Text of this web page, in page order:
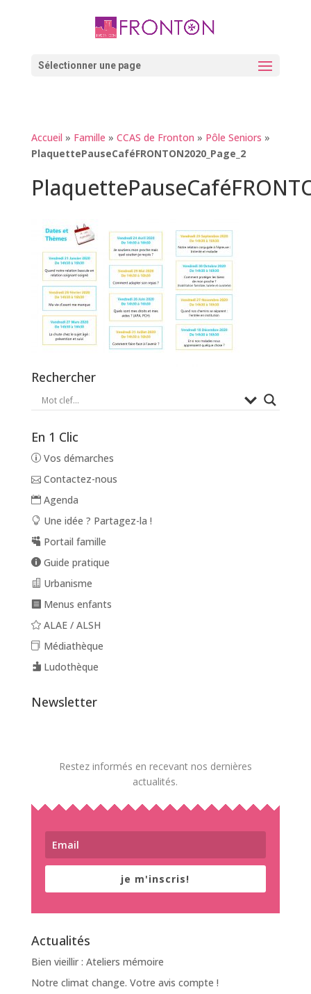
Sélectionner une page
Accueil » Famille » CCAS de Fronton » Pôle Seniors »
PlaquettePauseCaféFRONTON2020_Page_2
Rechercher
En 1 Clic
Vos démarches
Contactez-nous
Agenda
Une idée ? Partagez-la !
Portail famille
Guide pratique
Urbanisme
Menus enfants
ALAE / ALSH
Médiathèque
Ludothèque
Newsletter
Restez informés en recevant nos dernières
actualités.
je m'inscris!
Actualités
Bien vieillir : Ateliers mémoire
Notre climat change. Votre avis compte !